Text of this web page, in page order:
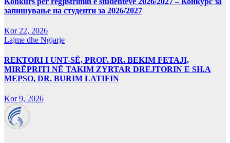
запишување на студенти за 2026/2027
Kor 22, 2026
Lajme dhe Ngjarje
REKTORI I UNT-SË, PROF. DR. BEKIM FETAJI,
MIRËPRITI NË TAKIM ZYRTAR DREJTORIN E SH.A
MEPSO, DR. BURIM LATIFIN
Kor 9, 2026